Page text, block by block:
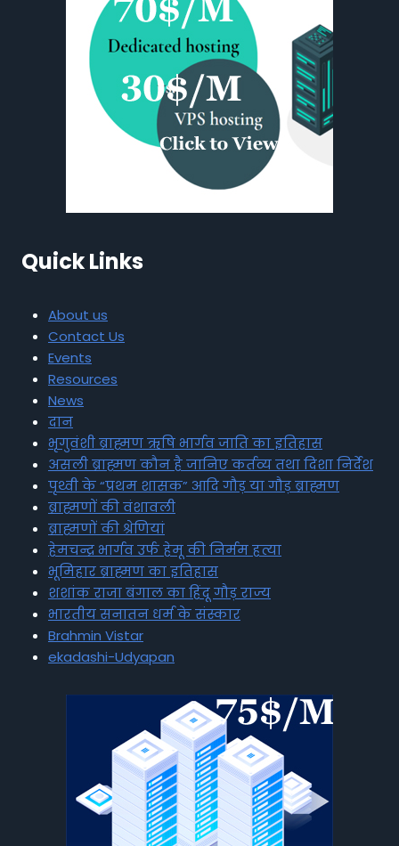
Quick Links
About us
Contact Us
Events
Resources
News
दान
भृगुवंशी ब्राह्मण ऋषि भार्गव जाति का इतिहास
असली ब्राह्मण कौन है जानिए कर्तव्य तथा दिशा निर्देश
पृथ्वी के “प्रथम शासक” आदि गौड़ या गौड़ ब्राह्मण
ब्राह्मणों की वंशावली
ब्राह्मणों की श्रेणियां
हेमचन्द्र भार्गव उर्फ हेमू की निर्मम हत्या
भूमिहार ब्राह्मण का इतिहास
शशांक राजा बंगाल का हिंदू गौड़ राज्य
भारतीय सनातन धर्म के संस्कार
Brahmin Vistar
ekadashi-Udyapan